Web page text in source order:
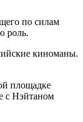
по силам
роль.
киноманы.
площадке
с Нэйтаном